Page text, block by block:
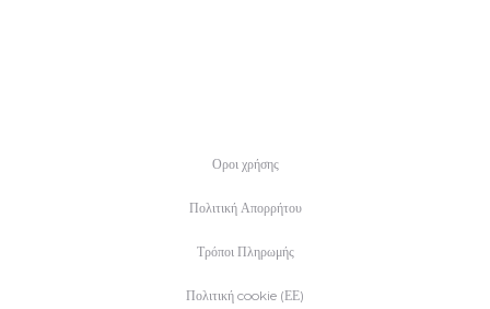
Οροι χρήσης
Πολιτική Απορρήτου
Τρόποι Πληρωμής
Πολιτική cookie (ΕΕ)